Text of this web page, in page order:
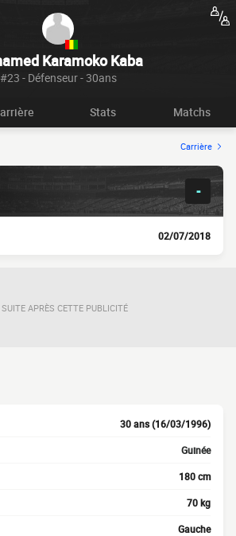
Karamoko Kaba
#23 - Défenseur - 30ans
Stats Matchs
Carrière
-
02/07/2018
APRÈS CETTE PUBLICITÉ
30 ans (16/03/1996)
Guinée
180 cm
70 kg
Gauche